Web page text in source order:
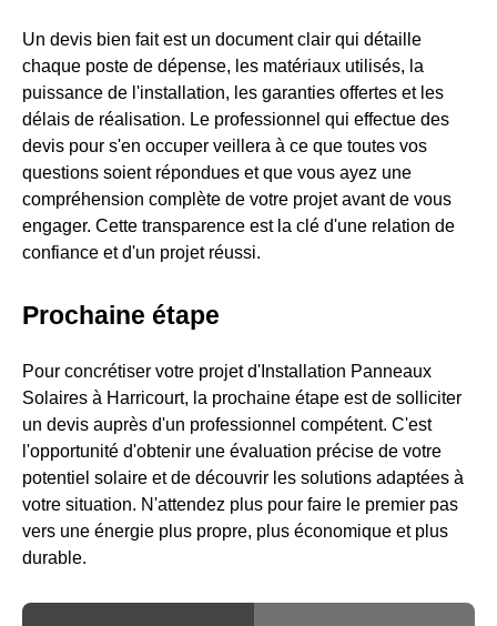
Un devis bien fait est un document clair qui détaille
chaque poste de dépense, les matériaux utilisés, la
puissance de l'installation, les garanties offertes et les
délais de réalisation. Le professionnel qui effectue des
devis pour s'en occuper veillera à ce que toutes vos
questions soient répondues et que vous ayez une
compréhension complète de votre projet avant de vous
engager. Cette transparence est la clé d'une relation de
confiance et d'un projet réussi.
Prochaine étape
Pour concrétiser votre projet d'Installation Panneaux
Solaires à Harricourt, la prochaine étape est de solliciter
un devis auprès d'un professionnel compétent. C'est
l'opportunité d'obtenir une évaluation précise de votre
potentiel solaire et de découvrir les solutions adaptées à
votre situation. N'attendez plus pour faire le premier pas
vers une énergie plus propre, plus économique et plus
durable.